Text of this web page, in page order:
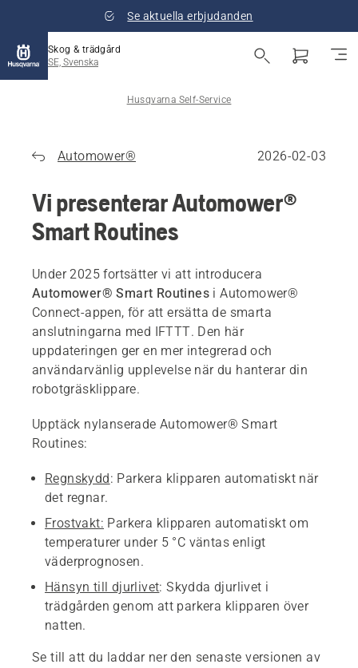
Se aktuella erbjudanden
Skog & trädgård
SE, Svenska
Husqvarna Self-Service
Automower® 2026-02-03
Vi presenterar Automower®
Smart Routines
Under 2025 fortsätter vi att introducera
Automower® Smart Routines i Automower®
Connect-appen, för att ersätta de smarta
anslutningarna med IFTTT. Den här
uppdateringen ger en mer integrerad och
användarvänlig upplevelse när du hanterar din
robotgräsklippare.
Upptäck nylanserade Automower® Smart
Routines:
Regnskydd: Parkera klipparen automatiskt när
det regnar.
Frostvakt: Parkera klipparen automatiskt om
temperaturer under 5 °C väntas enligt
väderprognosen.
Hänsyn till djurlivet: Skydda djurlivet i
trädgården genom att parkera klipparen över
natten.
Se till att du laddar ner den senaste versionen av